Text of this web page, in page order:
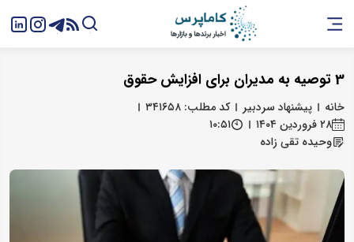
3 توصیه به مدیران برای افزایش حقوق
خانه پیشنهاد سردبیر
کد مطلب: ۳۴۱۶۵۸
۲۸ فروردین ۱۴۰۴
۱۰:۵۱
وحیده تقی زاده